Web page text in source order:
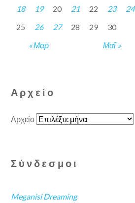
« Μαρ Μαΐ »
18
19 20 21 22 23
24
25
26 27 28 29 30
Αρχείο
Αρχείο
Σύνδεσμοι
Meganisi Dreaming